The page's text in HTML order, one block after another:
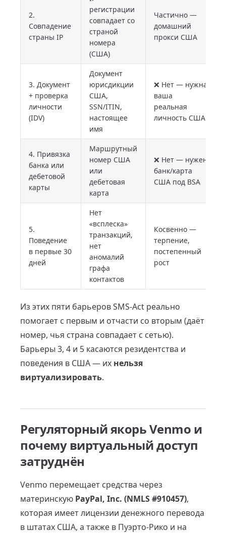
2.
Совпадение
страны IP
регистрации
совпадает со
страной
номера
(США)
Частично —
домашний
прокси США
3. Документ
+ проверка
личности
(IDV)
Документ
юрисдикции
США,
SSN/ITIN,
настоящее
имя
❌ Нет — нужна
ваша
реальная
личность США
4. Привязка
банка или
дебетовой
карты
Маршрутный
номер США
или
дебетовая
карта
❌ Нет — нужен
банк/карта
США под BSA
5.
Поведение
в первые 30
дней
Нет
«всплеска»
транзакций,
нет
аномалий
графа
контактов
Косвенно —
терпение,
постепенный
рост
Из этих пяти барьеров SMS-Act реально
помогает с первым и отчасти со вторым (даёт
номер, чья страна совпадает с сетью).
Барьеры 3, 4 и 5 касаются резидентства и
поведения в США — их нельзя
виртуализировать.
Регуляторный якорь Venmo и
почему виртуальный доступ
затруднён
Venmo перемещает средства через
материнскую PayPal, Inc. (NMLS #910457),
которая имеет лицензии денежного перевода
в штатах США, а также в Пуэрто-Рико и на